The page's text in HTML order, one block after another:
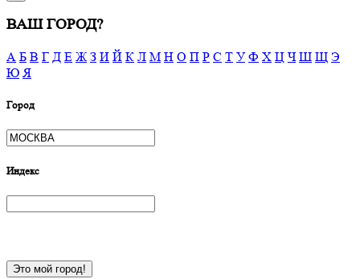
ВАШ ГОРОД?
А Б В Г Д Е Ж З И Й К Л М Н О П Р С Т У Ф Х Ц Ч Ш Щ Э
Ю Я
Город
Индекс
Это мой город!